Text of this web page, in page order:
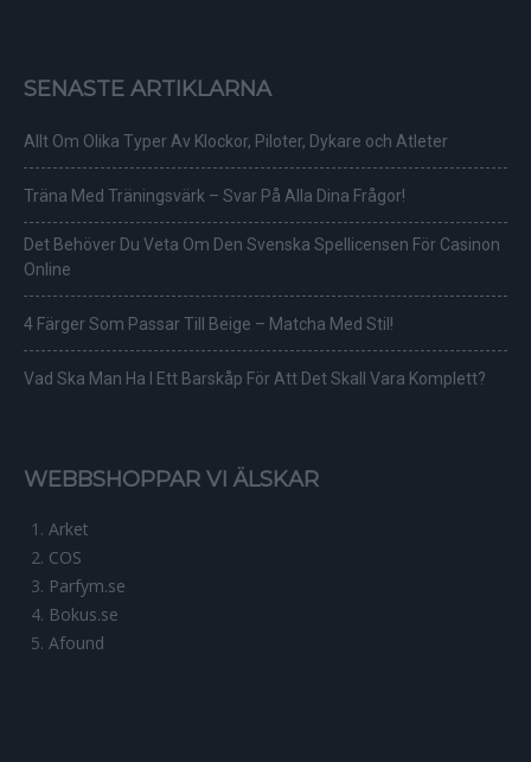
SENASTE ARTIKLARNA
Allt Om Olika Typer Av Klockor, Piloter, Dykare och Atleter
Träna Med Träningsvärk – Svar På Alla Dina Frågor!
Det Behöver Du Veta Om Den Svenska Spellicensen För Casinon
Online
4 Färger Som Passar Till Beige – Matcha Med Stil!
Vad Ska Man Ha I Ett Barskåp För Att Det Skall Vara Komplett?
WEBBSHOPPAR VI ÄLSKAR
Arket
COS
Parfym.se
Bokus.se
Afound